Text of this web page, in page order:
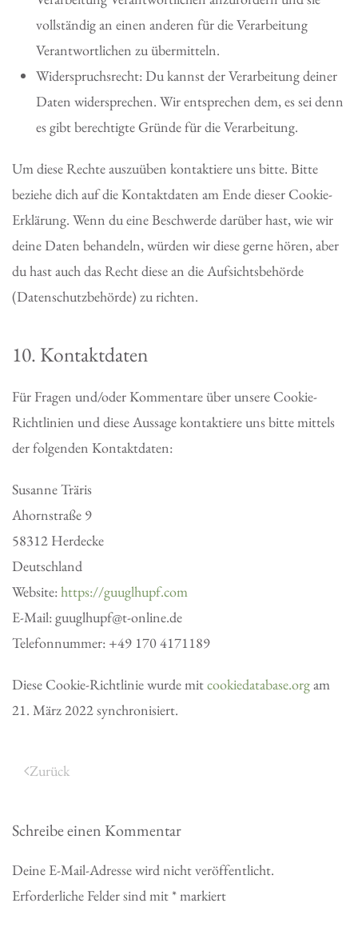
vollständig an einen anderen für die Verarbeitung
Verantwortlichen zu übermitteln.
Widerspruchsrecht: Du kannst der Verarbeitung deiner
Daten widersprechen. Wir entsprechen dem, es sei denn
es gibt berechtigte Gründe für die Verarbeitung.
Um diese Rechte auszuüben kontaktiere uns bitte. Bitte
beziehe dich auf die Kontaktdaten am Ende dieser Cookie-
Erklärung. Wenn du eine Beschwerde darüber hast, wie wir
deine Daten behandeln, würden wir diese gerne hören, aber
du hast auch das Recht diese an die Aufsichtsbehörde
(Datenschutzbehörde) zu richten.
10. Kontaktdaten
Für Fragen und/oder Kommentare über unsere Cookie-
Richtlinien und diese Aussage kontaktiere uns bitte mittels
der folgenden Kontaktdaten:
Susanne Träris
Ahornstraße 9
58312 Herdecke
Deutschland
Website:https://guuglhupf.com
E-Mail:guuglhupf@t-online.de
Telefonnummer: +49 170 4171189
Diese Cookie-Richtlinie wurde mitcookiedatabase.orgam
21. März 2022 synchronisiert.
Zurück
Schreibe einen Kommentar
Deine E-Mail-Adresse wird nicht veröffentlicht.
Erforderliche Felder sind mit*markiert